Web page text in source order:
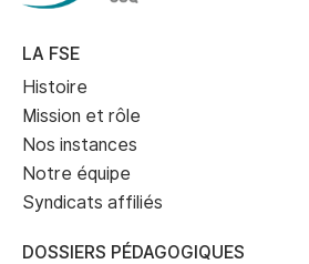
LA FSE
Histoire
Mission et rôle
Nos instances
Notre équipe
Syndicats affiliés
DOSSIERS PÉDAGOGIQUES